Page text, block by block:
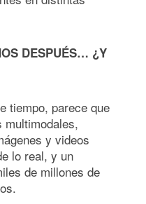
DESPUÉS… ¿Y
tiempo, parece que
multimodales,
y videos
lo real, y un
de millones de